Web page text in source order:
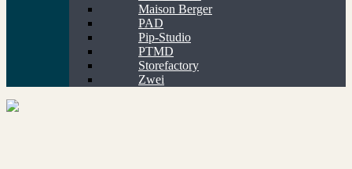
Maison Berger
PAD
Pip-Studio
PTMD
Storefactory
Zwei